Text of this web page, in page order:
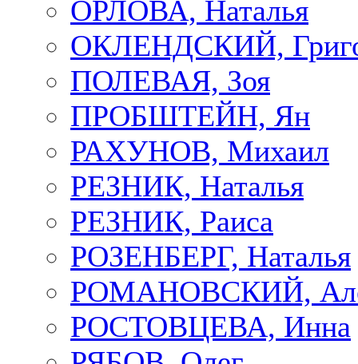
ОРЛОВА, Наталья
ОКЛЕНДСКИЙ,
ПОЛЕВАЯ, Зоя
ПРОБШТЕЙН, Ян
РАХУНОВ, Михаил
РЕЗНИК, Наталья
РЕЗНИК, Раиса
РОЗЕНБЕРГ, Наталья
РОМАНОВСКИЙ,
РОСТОВЦЕВА, Инна